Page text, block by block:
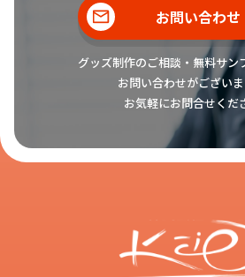
お問い合わせ
グッズ制作のご相談・無料サン
お問い合わせがござい
お気軽にお問合せくだ